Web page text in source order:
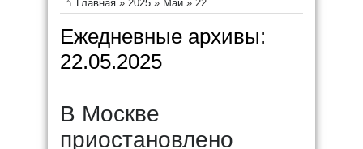
Главная » 2025 » Май » 22
Ежедневные архивы:
22.05.2025
В Москве
приостановлено